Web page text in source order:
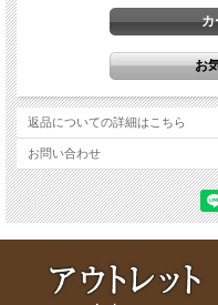
返品についての詳細はこちら
お問い合わせ